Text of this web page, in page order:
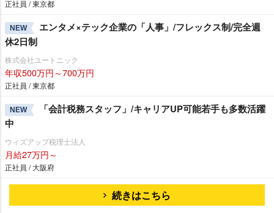
正社員 / 東京都
NEW
エンタメ×テック企業の「人事」/フレックス制/完全週
休2日制
株式会社ユートニック
年収500万円～700万円
正社員 / 東京都
NEW
「会計税務スタッフ」/キャリアUP可能若手も多数活躍
中
ウィズアップ税理士法人
月給27万円～
正社員 / 大阪府
続きはこちら